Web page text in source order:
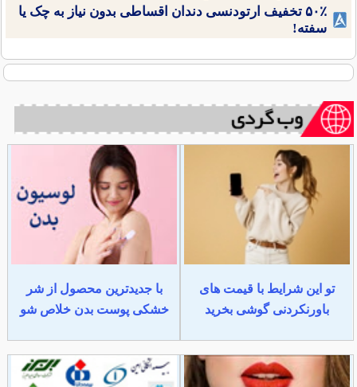
۵۰٪ تخفیف ارتودنسی دندان اقساطی بدون نیاز به چک یا
سفته!
تو این شرایط با قیمت های
باورنکردنی گوشی بخرید
با جدیدترین محصول از شر
خشکی پوست بدن خلاص شو